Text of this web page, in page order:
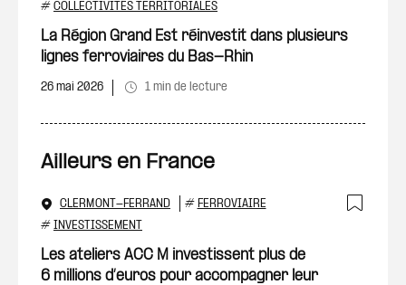
# COLLECTIVITÉS TERRITORIALES
La Région Grand Est réinvestit dans plusieurs
lignes ferroviaires du Bas-Rhin
26 mai 2026 1 min de lecture
Ailleurs en France
CLERMONT-FERRAND # FERROVIAIRE
# INVESTISSEMENT
Les ateliers ACC M investissent plus de
6 millions d’euros pour accompagner leur